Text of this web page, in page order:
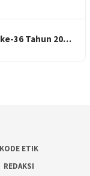
ke-36 Tahun 20…
KODE ETIK
REDAKSI